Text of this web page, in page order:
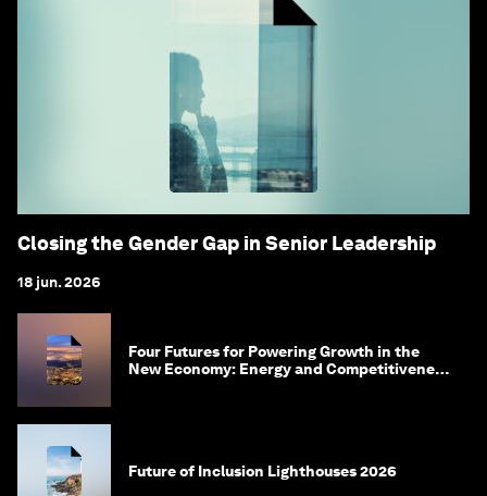
Closing the Gender Gap in Senior Leadership
18 jun. 2026
Four Futures for Powering Growth in the
New Economy: Energy and Competitiveness
Future of Inclusion Lighthouses 2026